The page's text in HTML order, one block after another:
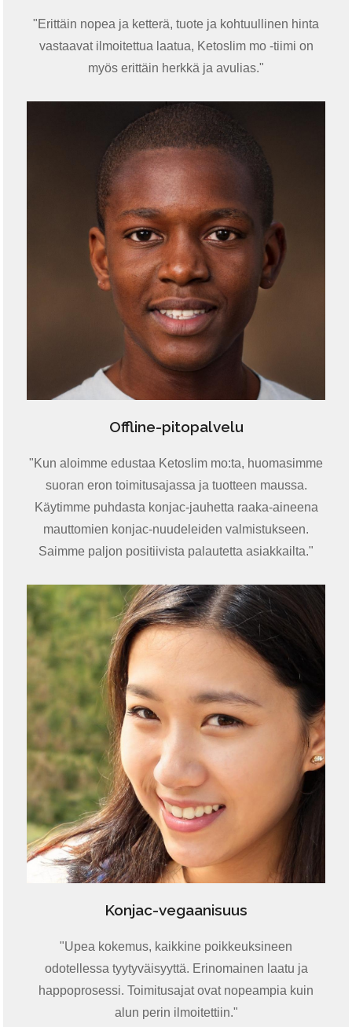
"Erittäin nopea ja ketterä, tuote ja kohtuullinen hinta
vastaavat ilmoitettua laatua, Ketoslim mo -tiimi on
myös erittäin herkkä ja avulias."
Offline-pitopalvelu
"Kun aloimme edustaa Ketoslim mo:ta, huomasimme
suoran eron toimitusajassa ja tuotteen maussa.
Käytimme puhdasta konjac-jauhetta raaka-aineena
mauttomien konjac-nuudeleiden valmistukseen.
Saimme paljon positiivista palautetta asiakkailta."
Konjac-vegaanisuus
"Upea kokemus, kaikkine poikkeuksineen
odotellessa tyytyväisyyttä. Erinomainen laatu ja
happoprosessi. Toimitusajat ovat nopeampia kuin
alun perin ilmoitettiin."